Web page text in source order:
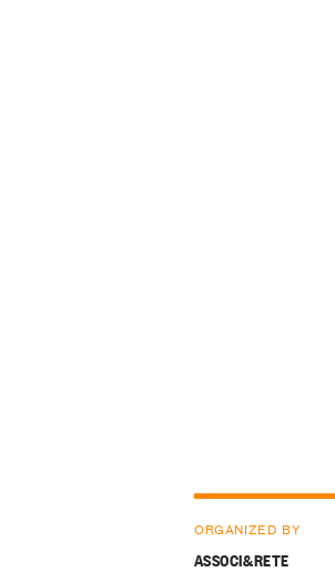
ORGANIZED BY
ASSOCI&RETE